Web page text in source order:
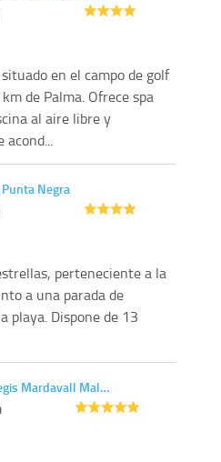
en el campo de golf
de Palma. Ofrece spa
al aire libre y
acond...
Negra
perteneciente a la
a una parada de
playa. Dispone de 13
Mardavall Mal…